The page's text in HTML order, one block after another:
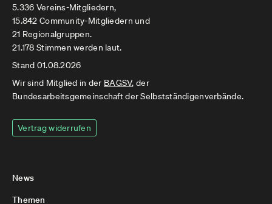
5.336 Vereins-Mitgliedern,
15.842 Community-Mitgliedern und
21 Regionalgruppen.
21.178 Stimmen werden laut.
Stand 01.08.2026
Wir sind Mitglied in der BAGSV, der
Bundesarbeitsgemeinschaft der Selbstständigenverbände.
Vertrag widerrufen
News
Themen